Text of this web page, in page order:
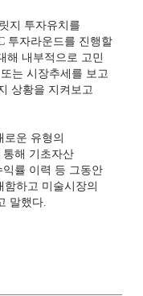
지 투자유치를
투자라운드를 진행할
해 내부적으로 고민
는 시장추세를 보고
상황을 지켜보고
운 유형의
통해 기초자산
률 이력 등 그동안
하고 미술시장의
말했다.